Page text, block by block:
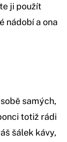
ji použít
nádobí a ona
samých,
totiž rádi
šálek kávy,